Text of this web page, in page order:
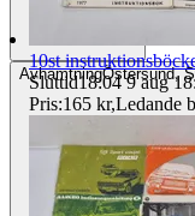
AvhämtningÖstersund,
10st
Sluttid18:04 9 aug
Pris:165 kr,Ledande